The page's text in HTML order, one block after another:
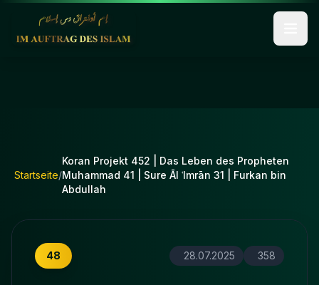
Startseite/
Koran Projekt 452 | Das Leben des Propheten
Muhammad 41 | Sure Āl ʿImrān 31 | Furkan bin
Abdullah
48 28.07.2025 358